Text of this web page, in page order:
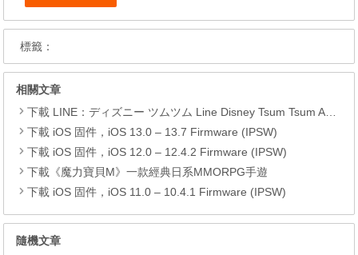
標籤：
相關文章
下載 LINE：ディズニー ツムツム Line Disney Tsum Tsum APK
下載 iOS 固件，iOS 13.0 – 13.7 Firmware (IPSW)
下載 iOS 固件，iOS 12.0 – 12.4.2 Firmware (IPSW)
下載《魔力寶貝M》一款經典日系MMORPG手遊
下載 iOS 固件，iOS 11.0 – 10.4.1 Firmware (IPSW)
隨機文章